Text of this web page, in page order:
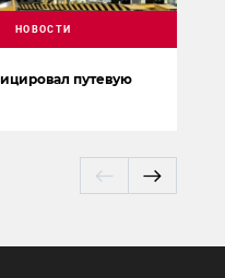
путевую
НОВОСТИ